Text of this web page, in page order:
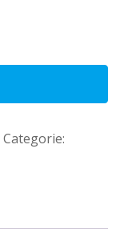
Categorie: